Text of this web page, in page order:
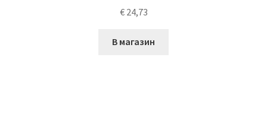
€24,73
В магазин